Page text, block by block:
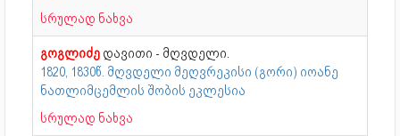
სრულად ნახვა
გოგლიძე დავითი - მღვდელი.
1820, 1830წ. მღვდელი მეღვრეკისი (გორი) იოანე
ნათლიმცემლის შობის ეკლესია
სრულად ნახვა